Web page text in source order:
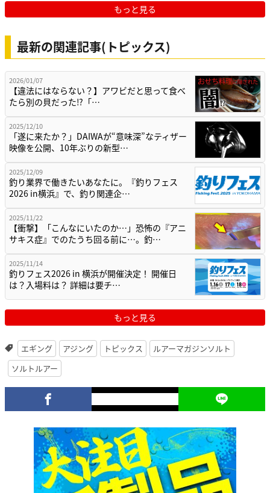
もっと見る
最新の関連記事(トピックス)
2026/01/07
【違法にはならない？】アワビだと思って食べ
たら別の貝だった⁉「…
2025/12/10
「遂に来たか？」DAIWAが“意味深”なティザー
映像を公開、10年ぶりの新型…
2025/12/09
釣り業界で働きたいあなたに。『釣りフェス
2026 in横浜』で、釣り関連企…
2025/11/22
【衝撃】「こんなにいたのか…」恐怖の『アニ
サキス症』でのたうち回る前に…。釣…
2025/11/14
釣りフェス2026 in 横浜が開催決定！ 開催日
は？入場料は？ 詳細は要チ…
もっと見る
エギング アジング トピックス
ルアーマガジンソルト
ソルトルアー